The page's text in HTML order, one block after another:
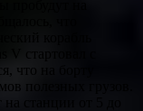
что
корабль
что на борту
полезных грузов.
станции от 5 до